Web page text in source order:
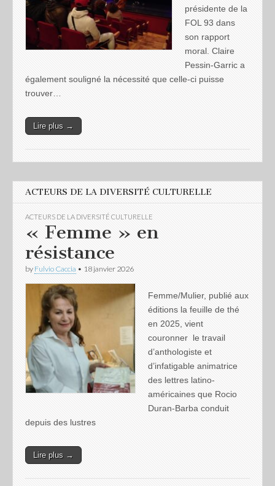
présidente de la
FOL 93 dans
son rapport
moral. Claire
Pessin-Garric a
également souligné la nécessité que celle-ci puisse
trouver…
Lire plus →
ACTEURS DE LA DIVERSITÉ CULTURELLE
ACTEURS DE LA DIVERSITÉ CULTURELLE
« Femme » en
résistance
by Fulvio Caccia • 18 janvier 2026
Femme/Mulier, publié aux
éditions la feuille de thé
en 2025, vient
couronner le travail
d’anthologiste et
d’infatigable animatrice
des lettres latino-
américaines que Rocio
Duran-Barba conduit
depuis des lustres
Lire plus →